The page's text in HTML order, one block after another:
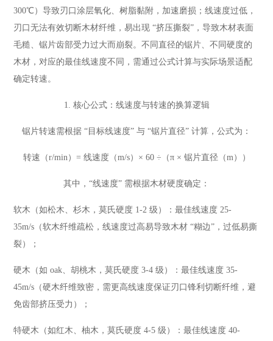
300℃）导致刃口涂层氧化、树脂黏附，加速磨损；线速度过低，
刃口无法有效切断木材纤维，易出现 “挤压撕裂”，导致木材表面
毛糙、锯片齿部受力过大而崩裂。不同直径的锯片、不同硬度的
木材，对应的最佳线速度不同，需通过公式计算与实际场景适配
确定转速。
1. 核心公式：线速度与转速的换算逻辑
锯片转速需根据 “目标线速度” 与 “锯片直径” 计算，公式为：
转速（r/min）= 线速度（m/s）× 60 ÷（π × 锯片直径（m））
其中，“线速度” 需根据木材硬度确定：
软木（如松木、杉木，莫氏硬度 1-2 级）：最佳线速度 25-
35m/s（软木纤维疏松，线速度过高易导致木材 “糊边”，过低易撕
裂）；
硬木（如 oak、胡桃木，莫氏硬度 3-4 级）：最佳线速度 35-
45m/s（硬木纤维致密，需更高线速度保证刃口锋利切断纤维，避
免齿部挤压受力）；
特硬木（如红木、柚木，莫氏硬度 4-5 级）：最佳线速度 40-